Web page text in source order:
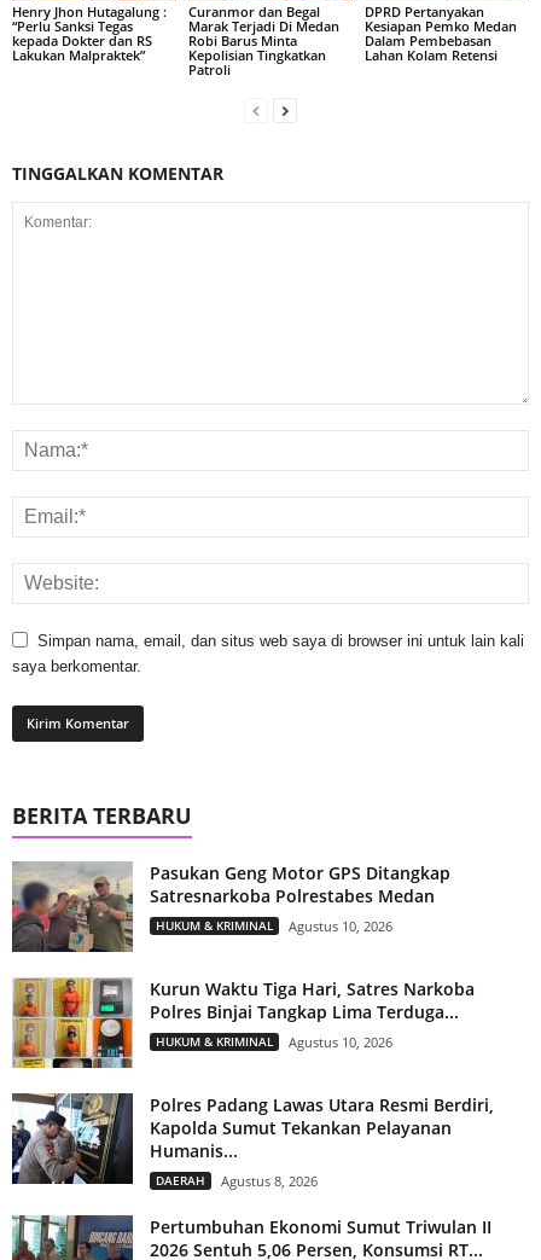
Henry Jhon Hutagalung :
“Perlu Sanksi Tegas
kepada Dokter dan RS
Lakukan Malpraktek”
Curanmor dan Begal
Marak Terjadi Di Medan
Robi Barus Minta
Kepolisian Tingkatkan
Patroli
DPRD Pertanyakan
Kesiapan Pemko Medan
Dalam Pembebasan
Lahan Kolam Retensi
TINGGALKAN KOMENTAR
Simpan nama, email, dan situs web saya di browser ini untuk lain kali
saya berkomentar.
BERITA TERBARU
Pasukan Geng Motor GPS Ditangkap
Satresnarkoba Polrestabes Medan
HUKUM & KRIMINAL Agustus 10, 2026
Kurun Waktu Tiga Hari, Satres Narkoba
Polres Binjai Tangkap Lima Terduga...
HUKUM & KRIMINAL Agustus 10, 2026
Polres Padang Lawas Utara Resmi Berdiri,
Kapolda Sumut Tekankan Pelayanan
Humanis...
DAERAH Agustus 8, 2026
Pertumbuhan Ekonomi Sumut Triwulan II
2026 Sentuh 5,06 Persen, Konsumsi RT...